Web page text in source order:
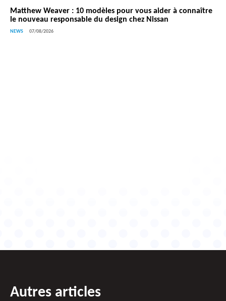
Matthew Weaver : 10 modèles pour vous aider à connaître
le nouveau responsable du design chez Nissan
NEWS 07/08/2026
Autres articles